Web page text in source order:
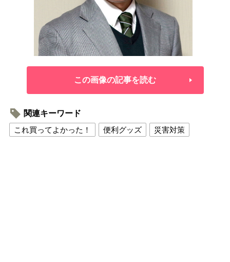
この画像の記事を読む
関連キーワード
これ買ってよかった！
便利グッズ 災害対策